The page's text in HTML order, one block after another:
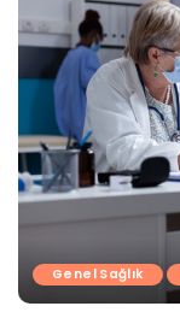
Genel Sağlık